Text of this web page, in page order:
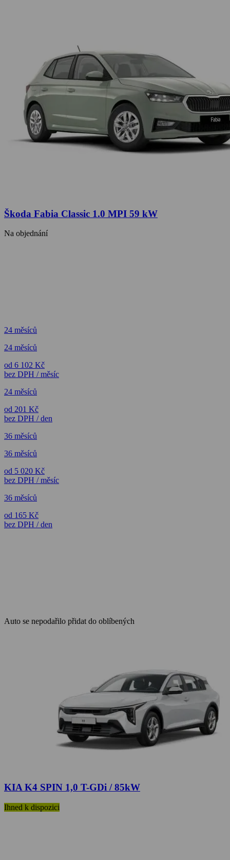
Škoda Fabia Classic 1.0 MPI 59 kW
Na objednání
24 měsíců
24 měsíců
od 6 102 Kč
bez DPH / měsíc
24 měsíců
od 201 Kč
bez DPH / den
36 měsíců
36 měsíců
od 5 020 Kč
bez DPH / měsíc
36 měsíců
od 165 Kč
bez DPH / den
Auto se nepodařilo přidat do oblíbených
KIA K4 SPIN 1,0 T-GDi / 85kW
Ihned k dispozici